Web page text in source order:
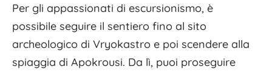
Per gli appassionati di escursionismo, è
possibile seguire il sentiero fino al sito
archeologico di Vryokastro e poi scendere alla
spiaggia di Apokrousi. Da lì, puoi proseguire